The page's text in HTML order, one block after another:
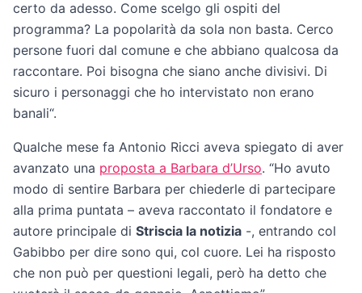
certo da adesso. Come scelgo gli ospiti del
programma? La popolarità da sola non basta. Cerco
persone fuori dal comune e che abbiano qualcosa da
raccontare. Poi bisogna che siano anche divisivi. Di
sicuro i personaggi che ho intervistato non erano
banali“.
Qualche mese fa Antonio Ricci aveva spiegato di aver
avanzato una proposta a Barbara d’Urso. “Ho avuto
modo di sentire Barbara per chiederle di partecipare
alla prima puntata – aveva raccontato il fondatore e
autore principale di Striscia la notizia -, entrando col
Gabibbo per dire sono qui, col cuore. Lei ha risposto
che non può per questioni legali, però ha detto che